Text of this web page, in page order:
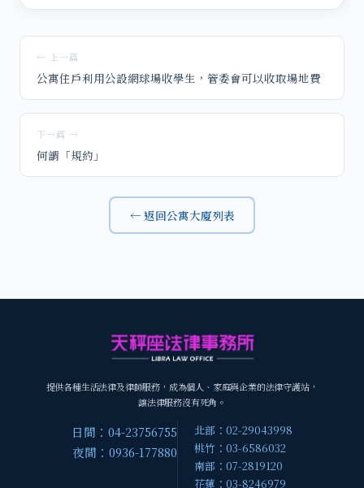
← 上一篇
公寓住戶利用公設網球場收學生，管委會可以收取場地費
下一篇 →
何謂「規約」
← 返回公寓大廈列表
提供各種生活法律及律師服務，成為個人、家庭與企業的法律守護站，
讓法律服務沒有死角。
日間：04-23756755
夜間：0936-177880
北部：02-29043998
桃竹：03-6586032
南部：07-2819120
花蓮：03-8246979